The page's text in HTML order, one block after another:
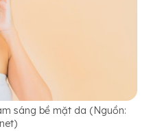
sáng bề mặt da (Nguồn: